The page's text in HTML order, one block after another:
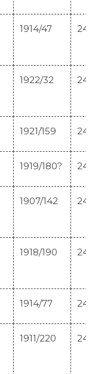
1914/47
1922/32
1921/159
1919/180?
1907/142
1918/190
1914/77
1911/220